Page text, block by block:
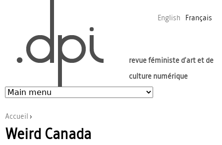
English
Français
revue féministe d'art et de
culture numérique
Vous êtes ici
Accueil ›
Weird Canada